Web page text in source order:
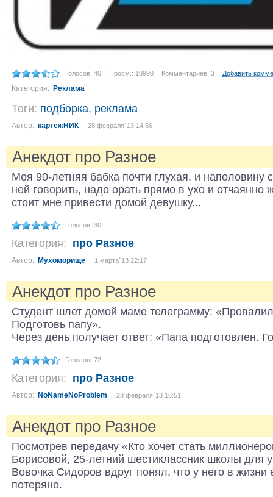
Голосов: 40 Просм.: 10990 Комментариев: 3 Добавить
Категория: Реклама
Теги: подборка, реклама
Автор: картежНИК 28 февраля´13 14:56
Анекдот про Разное
Моя 90-летняя бабка почти глухая, и наполовину
ней говорить, надо орать прямо в ухо и отчаянно
стоит мне привести домой девушку...
Голосов: 30
Категория: про Разное
Автор: Мухоморище 1 марта´13 22:17
Анекдот про Разное
Студент шлет домой маме телеграмму:
Подготовь папу».
Через день получает ответ: «Папа подготовлен.
Голосов: 72
Категория: про Разное
Автор: NoNameNoProblem 28 февраля´13 16:51
Анекдот про Разное
Посмотрев передачу «Кто хочет стать
Борисовой, 25-летний шестиклассник школы для
Вовочка Сидоров вдруг понял, что у него в жизни
потеряно.